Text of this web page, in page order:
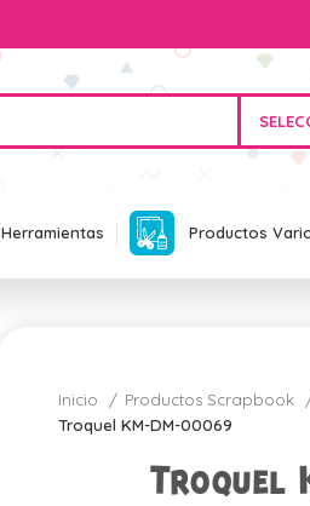
Herramientas Productos
Inicio Productos Scrapbook
Troquel KM-DM-00069
Troquel